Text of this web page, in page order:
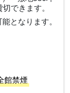
できます。
となります。
館禁煙